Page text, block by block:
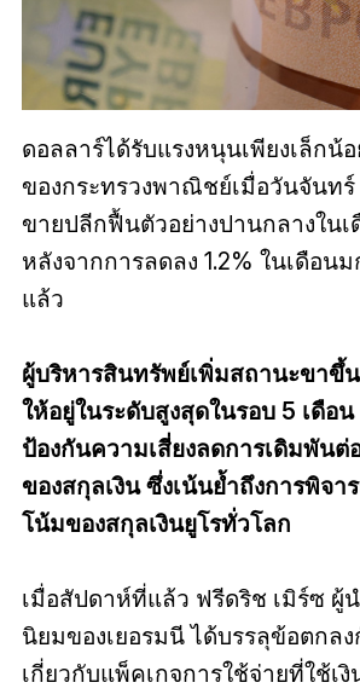
ดอลลาร์ได้รับแรงหนุนเพียงเล็กน้
ของกระทรวงพาณิชย์เมื่อวันจันทร์
ขายปลีกฟื้นตัวอย่างปานกลางใน
หลังจากการลดลง 1.2% ในเดือน
แล้ว
ผู้บริหารสินทรัพย์เพิ่มสถานะขาขึ้
ให้อยู่ในระดับสูงสุดในรอบ 5 เดือ
ป้องกันความเสี่ยงลดการเดิมพัน
ของสกุลเงิน ซึ่งเน้นย้ำถึงการพิจ
โน้มของสกุลเงินยูโรทั่วโลก
เมื่อสัปดาห์ที่แล้ว ฟรีดริช เมิร์ซ ผู้
นิยมของเยอรมนี ได้บรรลุข้อตกล
เกี่ยวกับแพ็คเกจการใช้จ่ายที่ใช้เ